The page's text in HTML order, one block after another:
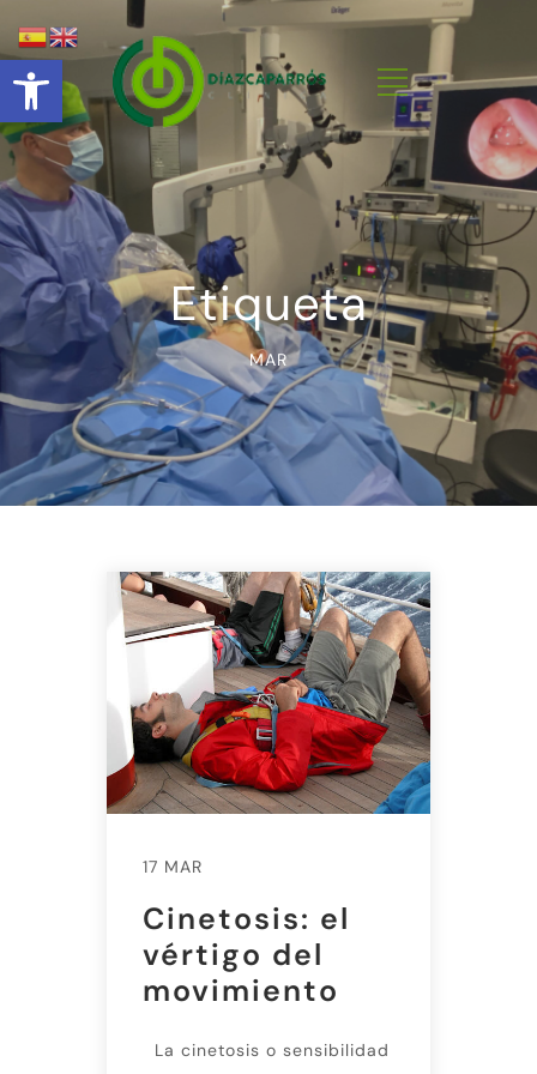
Abrir barra de herramientas
Etiqueta
MAR
17 MAR
Cinetosis: el
vértigo del
movimiento
La cinetosis o sensibilidad